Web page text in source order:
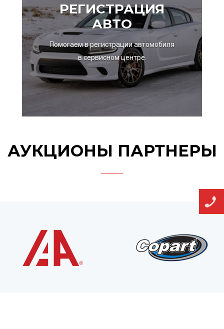
РЕГИСТРАЦИЯ
АВТО
Помогаем в регистрации автомобиля
в сервисном центре.
АУКЦИОНЫ ПАРТНЕРЫ